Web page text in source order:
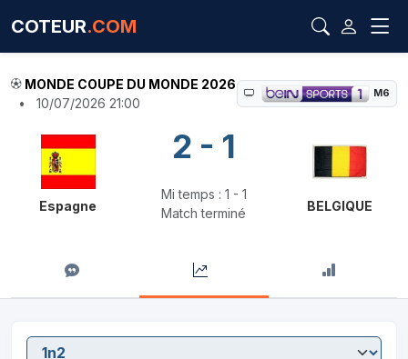
COTEUR.COM
MONDE COUPE DU MONDE 2026
•
10/07/2026 21:00
M6
Espagne
2 - 1
Mi temps : 1 - 1
Match terminé
BELGIQUE